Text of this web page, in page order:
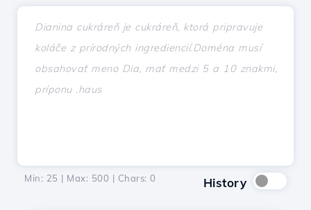
Min: 25 | Max: 500 | Chars: 0 History